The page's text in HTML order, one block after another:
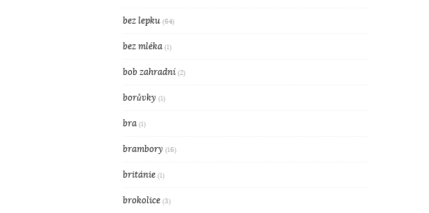
bez lepku (64)
bez mléka (1)
bob zahradní (2)
borůvky (1)
bra (1)
brambory (16)
británie (1)
brokolice (3)